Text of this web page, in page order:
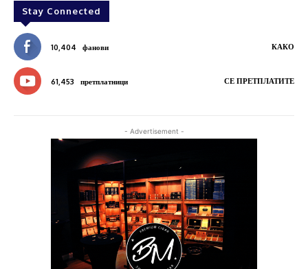
Stay Connected
10,404 фанови КАКО
61,453 претплатници СЕ ПРЕТПЛАТИТЕ
- Advertisement -